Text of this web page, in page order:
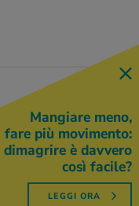
Mangiare meno,
fare più movimento:
dimagrire è davvero
così facile?
LEGGI ORA